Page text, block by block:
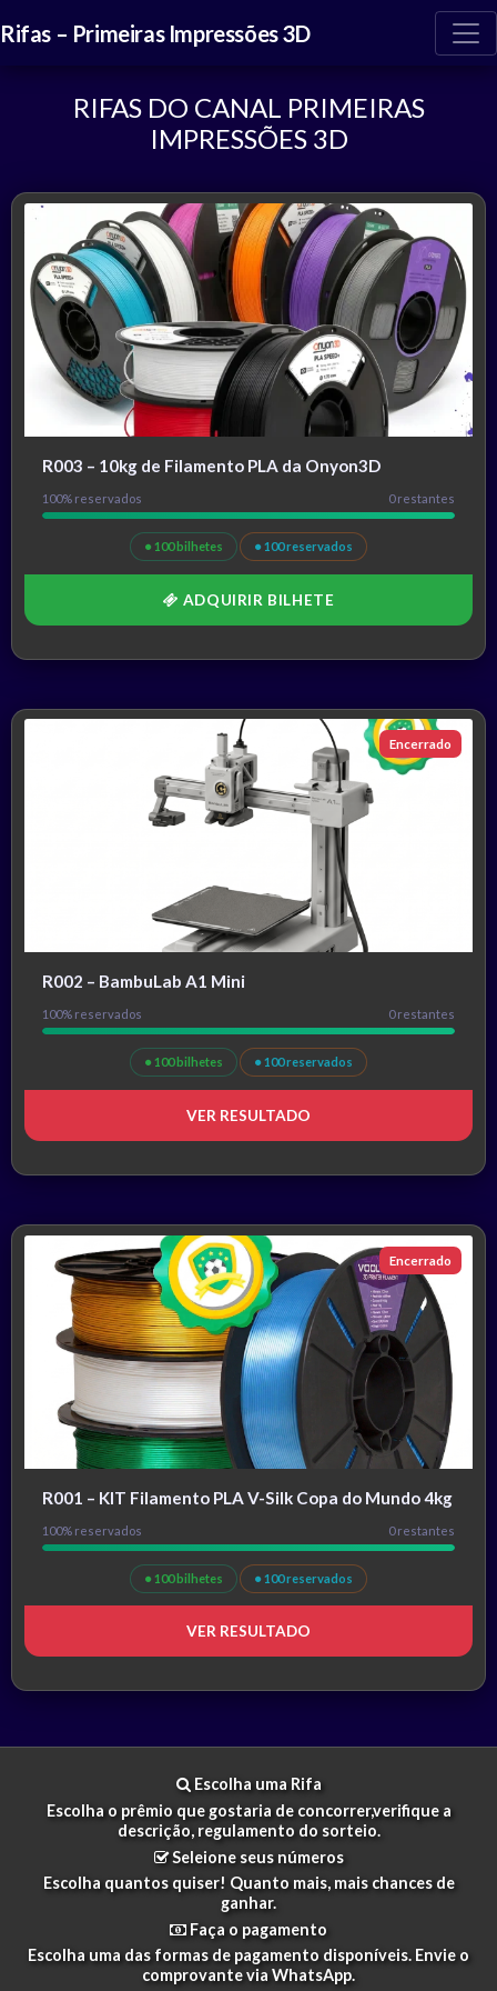
Rifas – Primeiras Impressões 3D
RIFAS DO CANAL PRIMEIRAS
IMPRESSÕES 3D
R003 – 10kg de Filamento PLA da Onyon3D
100% reservados 0 restantes
● 100 bilhetes ● 100 reservados
ADQUIRIR BILHETE
Encerrado
R002 – BambuLab A1 Mini
100% reservados 0 restantes
● 100 bilhetes ● 100 reservados
VER RESULTADO
Encerrado
R001 – KIT Filamento PLA V-Silk Copa do Mundo 4kg
100% reservados 0 restantes
● 100 bilhetes ● 100 reservados
VER RESULTADO
Escolha uma Rifa
Escolha o prêmio que gostaria de concorrer,verifique a
descrição, regulamento do sorteio.
Seleione seus números
Escolha quantos quiser! Quanto mais, mais chances de
ganhar.
Faça o pagamento
Escolha uma das formas de pagamento disponíveis. Envie o
comprovante via WhatsApp.